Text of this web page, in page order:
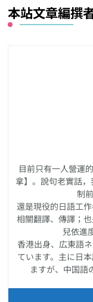
本站文章編撰
目前只有一人營運
拿】。說句老實話
制
還是現役的日語工
相關翻譯、傳譯；
兒依進
香港出身、広東語
ています。主に日
ますが、中国語